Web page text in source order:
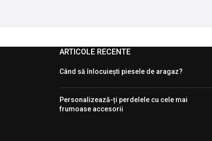
ARTICOLE RECENTE
Când să înlocuiești piesele de aragaz?
Personalizează-ți perdelele cu cele mai
frumoase accesorii